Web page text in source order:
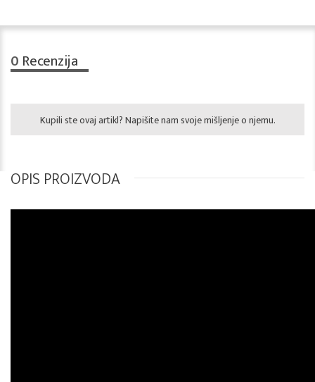
0 Recenzija
Kupili ste ovaj artikl? Napišite nam svoje mišljenje o njemu.
OPIS PROIZVODA